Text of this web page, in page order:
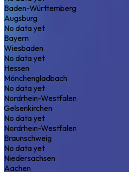
Baden-Württemberg
Augsburg
No data yet
Bayern
Wiesbaden
No data yet
Hessen
Mönchengladbach
No data yet
Nordrhein-Westfalen
Gelsenkirchen
No data yet
Nordrhein-Westfalen
Braunschweig
No data yet
Niedersachsen
Aachen